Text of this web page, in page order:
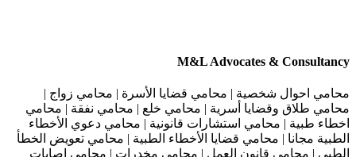
M&L Advocates & Consultancy
محامي احوال شخصية | محامي قضايا الأسرة | محامي زواج |
محامي طلاق وقضايا أسرية | محامي خلع | محامي نفقة | محامي
اخطاء طبية | محامي استشارات قانونية | محامي دعوي الأخطاء
الطبية مجانا | محامي قضايا الأخطاء الطبية | محامي تعويض الخطأ
الطبي | محامي قانون العمل | محامي مخدرات | محامي إصابات